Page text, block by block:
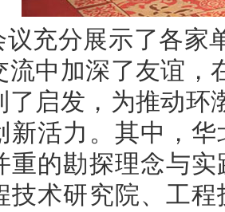
议充分展示了各家
流中加深了友谊，
了启发，为推动环
新活力。其中，
重的勘探理念与
技术研究院、工